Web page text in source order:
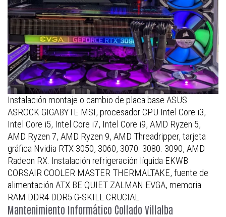
Instalación montaje o cambio de placa base ASUS
ASROCK GIGABYTE MSI, procesador CPU Intel Core i3,
Intel Core i5, Intel Core i7, Intel Core i9, AMD Ryzen 5,
AMD Ryzen 7, AMD Ryzen 9, AMD Threadripper, tarjeta
gráfica Nvidia RTX 3050, 3060, 3070. 3080. 3090, AMD
Radeon RX. Instalación refrigeración líquida EKWB
CORSAIR COOLER MASTER THERMALTAKE, fuente de
alimentación ATX BE QUIET ZALMAN EVGA, memoria
RAM DDR4 DDR5 G-SKILL CRUCIAL.
Mantenimiento Informático Collado Villalba